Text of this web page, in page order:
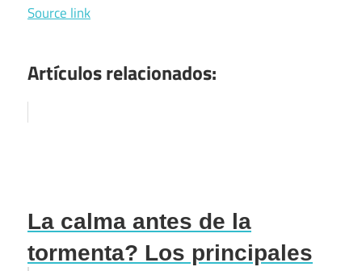
Source link
Artículos relacionados:
La calma antes de la
tormenta? Los principales